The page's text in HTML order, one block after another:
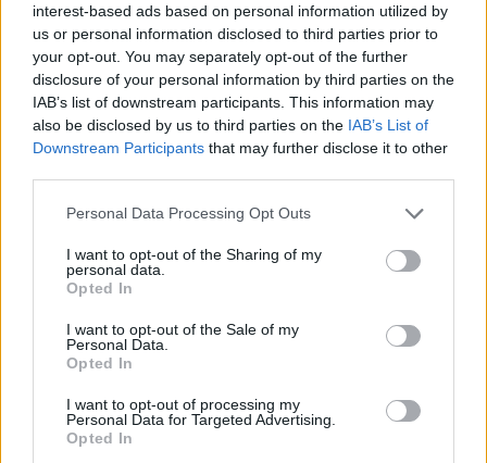
interest-based ads based on personal information utilized by
us or personal information disclosed to third parties prior to
your opt-out. You may separately opt-out of the further
disclosure of your personal information by third parties on the
IAB’s list of downstream participants. This information may
also be disclosed by us to third parties on the IAB’s List of
Downstream Participants that may further disclose it to other
Personal Data Processing Opt Outs
I want to opt-out of the Sharing of my
personal data.
Opted In
I want to opt-out of the Sale of my
Personal Data.
Opted In
I want to opt-out of processing my
Personal Data for Targeted Advertising.
Opted In
Ajax groeit onder Míchel, maar transfermarkt
blijft cruciaal
Ajax-talent Mohamed Abdalla schrijft Europese
geschiedenis
de basis bij FC Barcelona
Ouazane met Lionel Messi
Ajax zet grote stap richting volgende ronde na
ruime zege op Vojvodina
Dusan Tadic kijkt met bijzondere gevoelens naar
Ajax - Vojvodina